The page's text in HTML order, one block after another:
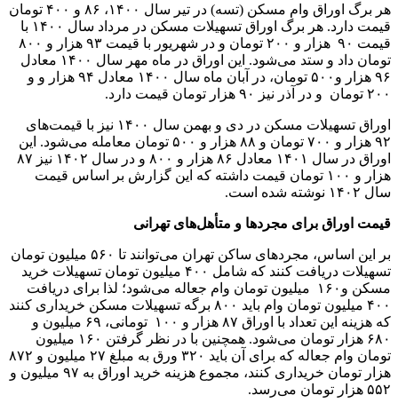
هر برگ اوراق وام مسکن (تسه) در تیر سال ۱۴۰۰، ۸۶ و ۴۰۰ تومان
قیمت دارد. هر برگ اوراق تسهیلات مسکن در مرداد سال ۱۴۰۰ با
قیمت ۹۰ هزار و ۲۰۰ تومان و در شهریور با قیمت ۹۳ هزار و ۸۰۰
تومان داد و ستد می‌شود. این اوراق در ماه مهر سال ۱۴۰۰ معادل
۹۶ هزار و۵۰۰ تومان، در آبان ماه سال ۱۴۰۰ معادل ۹۴ هزار و و
۲۰۰ تومان و در آذر نیز ۹۰ هزار تومان قیمت دارد.
اوراق تسهیلات مسکن در دی‌ و بهمن سال ۱۴۰۰ نیز با قیمت‌های
۹۲ هزار و ۷۰۰ تومان و ۸۸ هزار و ۵۰۰ تومان معامله می‌شود. این
اوراق در سال ۱۴۰۱ معادل ۸۶ هزار و ۸۰۰ و در سال ۱۴۰۲ نیز ۸۷
هزار و ۱۰۰ تومان قیمت داشته که این گزارش بر اساس قیمت
سال ۱۴۰۲ نوشته شده است.
قیمت اوراق برای مجردها و متأهل‌های تهرانی
بر این اساس، مجردهای ساکن تهران می‌توانند تا ۵۶۰ میلیون تومان
تسهیلات دریافت کنند که شامل ۴۰۰ میلیون تومان تسهیلات خرید
مسکن و۱۶۰ میلیون تومان وام جعاله می‌شود؛ لذا برای دریافت
۴۰۰ میلیون تومان وام باید ۸۰۰ برگه تسهیلات مسکن خریداری کنند
که هزینه این تعداد با اوراق ۸۷ هزار و ۱۰۰ تومانی، ۶۹ میلیون و
۶۸۰ هزار تومان می‌شود. همچنین با در نظر گرفتن ۱۶۰ میلیون
تومان وام جعاله که برای آن باید ۳۲۰ ورق به مبلغ ۲۷ میلیون و ۸۷۲
هزار تومان خریداری کنند، مجموع هزینه خرید اوراق به ۹۷ میلیون و
۵۵۲ هزار تومان می‌رسد.